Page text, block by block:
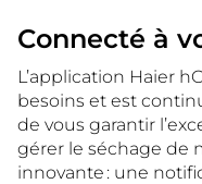
Connecté à
L’application Haier
besoins et est
de vous garantir
gérer le séchage de
innovante : une